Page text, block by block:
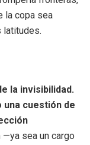
la copa sea
latitudes.
la invisibilidad.
una cuestión de
—ya sea un cargo